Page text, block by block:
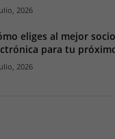
2026
eliges al mejor
para tu
2026